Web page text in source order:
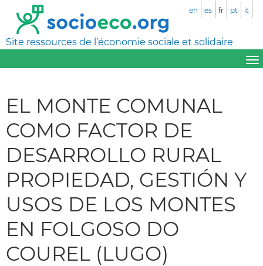
Site ressources de l’économie sociale et solidaire
en es fr pt it
EL MONTE COMUNAL
COMO FACTOR DE
DESARROLLO RURAL
PROPIEDAD, GESTIÓN Y
USOS DE LOS MONTES
EN FOLGOSO DO
COUREL (LUGO)